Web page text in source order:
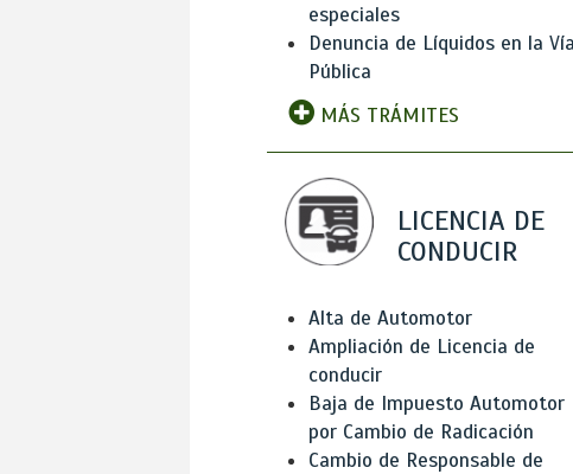
especiales
Denuncia de Líquidos en la Vía
Pública
MÁS TRÁMITES
LICENCIA DE
CONDUCIR
Alta de Automotor
Ampliación de Licencia de
conducir
Baja de Impuesto Automotor
por Cambio de Radicación
Cambio de Responsable de